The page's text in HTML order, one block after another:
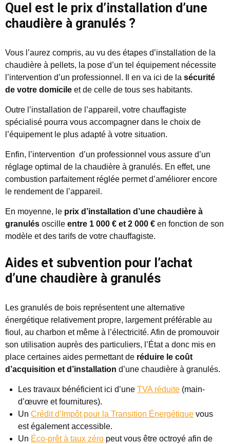
Quel est le prix d’installation d’une
chaudière à granulés ?
Vous l’aurez compris, au vu des étapes d’installation de la
chaudière à pellets, la pose d’un tel équipement nécessite
l’intervention d’un professionnel. Il en va ici de la sécurité
de votre domicile et de celle de tous ses habitants.
Outre l’installation de l’appareil, votre chauffagiste
spécialisé pourra vous accompagner dans le choix de
l’équipement le plus adapté à votre situation.
Enfin, l’intervention d’un professionnel vous assure d’un
réglage optimal de la chaudière à granulés. En effet, une
combustion parfaitement réglée permet d’améliorer encore
le rendement de l’appareil.
En moyenne, le prix d’installation d’une chaudière à
granulés oscille entre 1 000 € et 2 000 € en fonction de son
modèle et des tarifs de votre chauffagiste.
Aides et subvention pour l’achat
d’une chaudière à granulés
Les granulés de bois représentent une alternative
énergétique relativement propre, largement préférable au
fioul, au charbon et même à l’électricité. Afin de promouvoir
son utilisation auprès des particuliers, l’État a donc mis en
place certaines aides permettant de réduire le coût
d’acquisition et d’installation d’une chaudière à granulés.
Les travaux bénéficient ici d’une TVA réduite (main-
d’œuvre et fournitures).
Un Crédit d’Impôt pour la Transition Énergétique vous
est également accessible.
Un Éco-prêt à taux zéro peut vous être octroyé afin de